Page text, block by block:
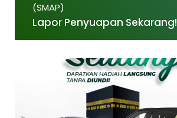
(SMAP)
Lapor Penyuapan Sekarang!